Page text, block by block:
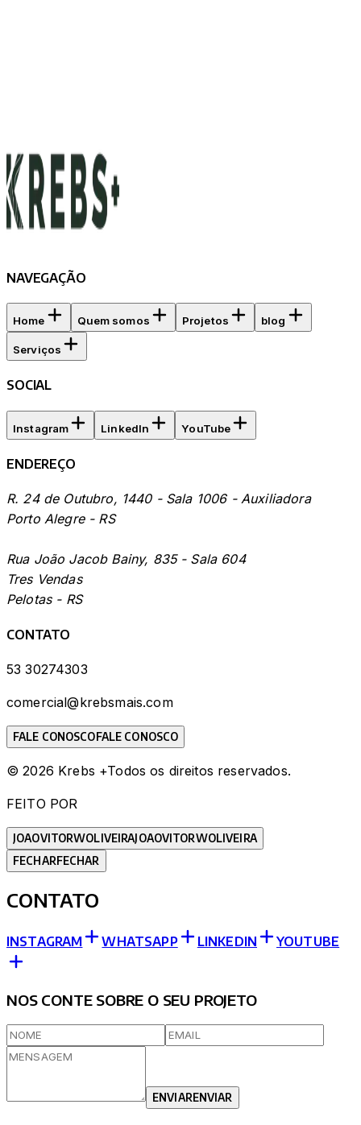
NAVEGAÇÃO
Home Quem somos Projetos blog
Serviços
SOCIAL
Instagram LinkedIn YouTube
ENDEREÇO
R. 24 de Outubro, 1440 - Sala 1006 - Auxiliadora
Porto Alegre - RS
Rua João Jacob Bainy, 835 - Sala 604
Tres Vendas
Pelotas - RS
CONTATO
53 30274303
comercial@krebsmais.com
FALE CONOSCOFALE CONOSCO
©2026 Krebs +Todos os direitos reservados.
FEITO POR
JOAOVITORWOLIVEIRAJOAOVITORWOLIVEIRA
FECHARFECHAR
CONTATO
INSTAGRAM WHATSAPP LINKEDIN YOUTUBE
NOS CONTE SOBRE O SEU PROJETO
ENVIARENVIAR